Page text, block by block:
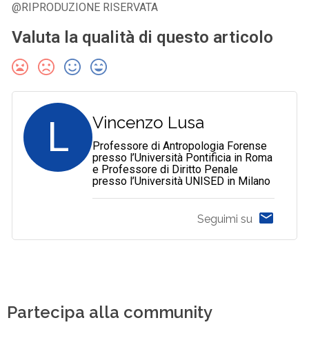
@RIPRODUZIONE RISERVATA
Valuta la qualità di questo articolo
L Vincenzo Lusa
Professore di Antropologia Forense
presso l’Università Pontificia in Roma
e Professore di Diritto Penale
presso l’Università UNISED in Milano
Seguimi su
Partecipa alla community